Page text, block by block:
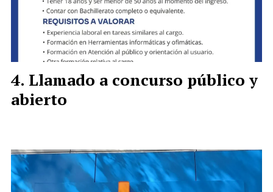
Llamado a concurso público y
abierto